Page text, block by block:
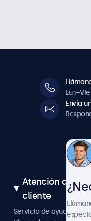
Envía
Atención al
cliente
Servicio de ayuda